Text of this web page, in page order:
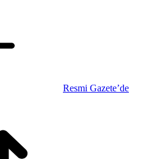
Resmi Gazete’de